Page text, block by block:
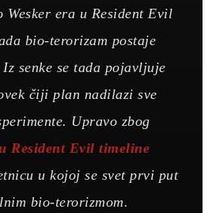
Wesker era u Resident Evil
bio-terorizam postaje
senke se tada pojavljuje
čiji plan nadilazi sve
Upravo zbog
Resident Evil timeline
u kojoj se svet prvi put
bio-terorizmom.